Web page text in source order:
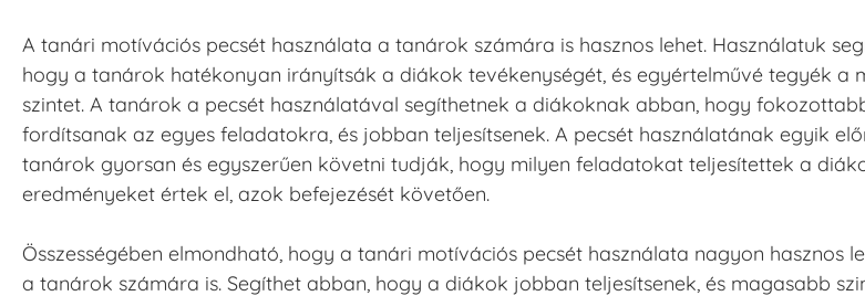
A tanári motívációs pecsét használata a tanárok számára is hasznos lehet. Használatuk
hogy a tanárok hatékonyan irányítsák a diákok tevékenységét, és egyértelművé tegyék a
szintet. A tanárok a pecsét használatával segíthetnek a diákoknak abban, hogy
fordítsanak az egyes feladatokra, és jobban teljesítsenek. A pecsét használatának egyik
tanárok gyorsan és egyszerűen követni tudják, hogy milyen feladatokat teljesítettek a
eredményeket értek el, azok befejezését követően.
Összességében elmondható, hogy a tanári motívációs pecsét használata nagyon hasznos
a tanárok számára is. Segíthet abban, hogy a diákok jobban teljesítsenek, és magasabb